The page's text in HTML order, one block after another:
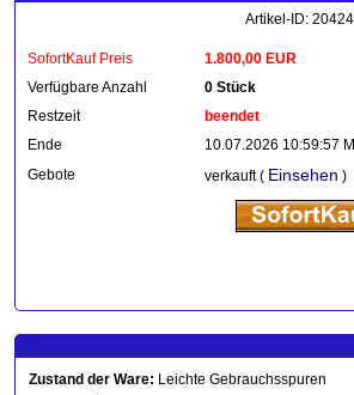
Artikel-ID:
SofortKauf Preis
1.800,00 EUR
Verfügbare Anzahl
0 Stück
Restzeit
beendet
Ende
10.07.2026 10:59:57
Gebote
verkauft ( Einsehen )
Zustand der Ware: Leichte Gebrauchsspuren